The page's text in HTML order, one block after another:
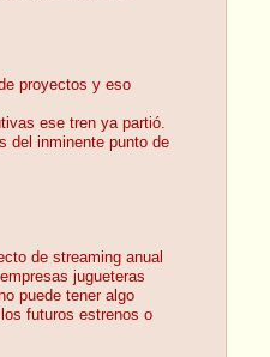
proyectos y eso
ese tren ya partió.
del inminente punto de
de streaming anual
jugueteras
puede tener algo
futuros estrenos o